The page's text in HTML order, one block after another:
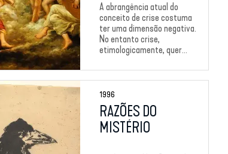
A abrangência atual do
conceito de crise costuma
ter uma dimensão negativa.
No entanto crise,
etimologicamente, quer...
1996
RAZÕES DO
MISTÉRIO